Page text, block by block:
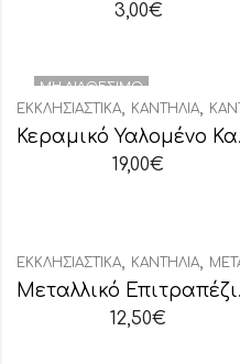
3,00€
ΜΗ ΔΙΑΘΈΣΙΜΟ
ΕΚΚΛΗΣΙΑΣΤΙΚΆ, ΚΑΝΤΉΛΙΑ, ΚΑΝΤΉΛΙΑ ΚΕΡΑΜΙΚΆ
19,00€
ΕΚΚΛΗΣΙΑΣΤΙΚΆ, ΚΑΝΤΉΛΙΑ, ΜΕΤΑΛΛΙΚΆ
12,50€